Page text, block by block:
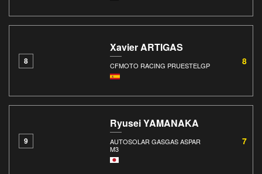
8
Xavier ARTIGAS
CFMOTO RACING PRUESTELGP 8
9
Ryusei YAMANAKA
AUTOSOLAR GASGAS ASPAR
M3
7